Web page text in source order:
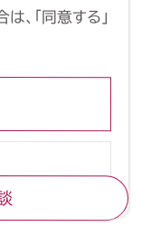
、「同意する」